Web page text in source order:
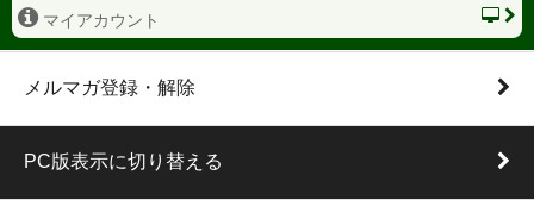
マイアカウント
メルマガ登録・解除
PC版表示に切り替える